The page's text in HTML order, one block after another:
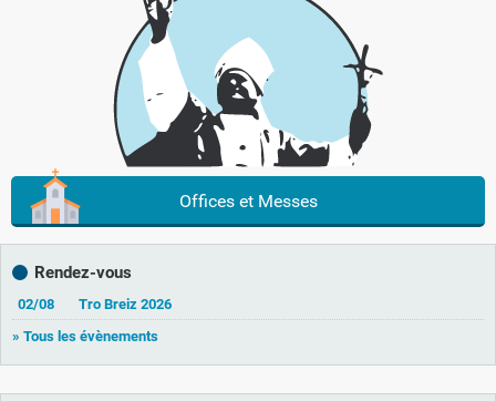
Offices et Messes
Rendez-vous
02/08
Tro Breiz 2026
» Tous les évènements